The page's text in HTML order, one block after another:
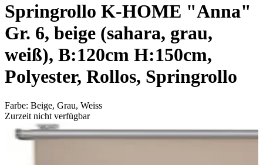
Springrollo K-HOME "Anna"
Gr. 6, beige (sahara, grau,
weiß), B:120cm H:150cm,
Polyester, Rollos, Springrollo
Farbe: Beige, Grau, Weiss
Zurzeit nicht verfügbar